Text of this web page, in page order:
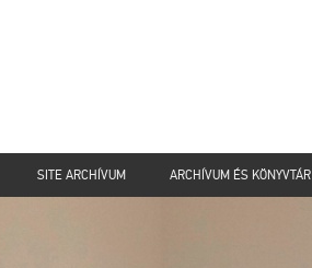
SITE ARCHÍVUM ARCHÍVUM ÉS KÖNYVTÁR